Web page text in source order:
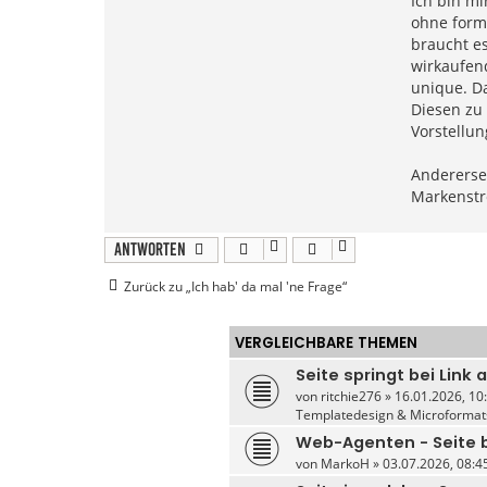
ohne
braucht
unique.
Diesen
Antworten
Zurück zu „Ich hab' da mal 'ne Frage“
VERGLEICHBARE THEMEN
Seite springt bei Link
von ritchie276» 16.01.2026,
Templatedesign &
Web-Agenten - Seite
von MarkoH » 03.07.2026,